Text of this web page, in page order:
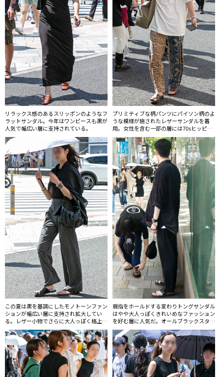
リラックス感のあるスリッポンのようなフ
ラットサンダル。今年はワンピースも黒が
人気で幅広い層に支持されている。
プリミティブな柄パンツにパイソン柄のよ
うな模様が施されたレザーサンダルを着
用。女性を含む一部の層には70sヒッピー
風の民族テイストのアイテムが浮上してい
る。
この夏は黒を基調にしたモノトーンファン
ションが幅広い層に支持され拡大してい
る。レザー小物でさらに大人っぽく格上げ
していた。
親指をホールドする変わりトングサンダル
はやや大人っぽくきれいめなファッション
を好む層に人気だ。オールブラックスタイ
ルは人気継続。